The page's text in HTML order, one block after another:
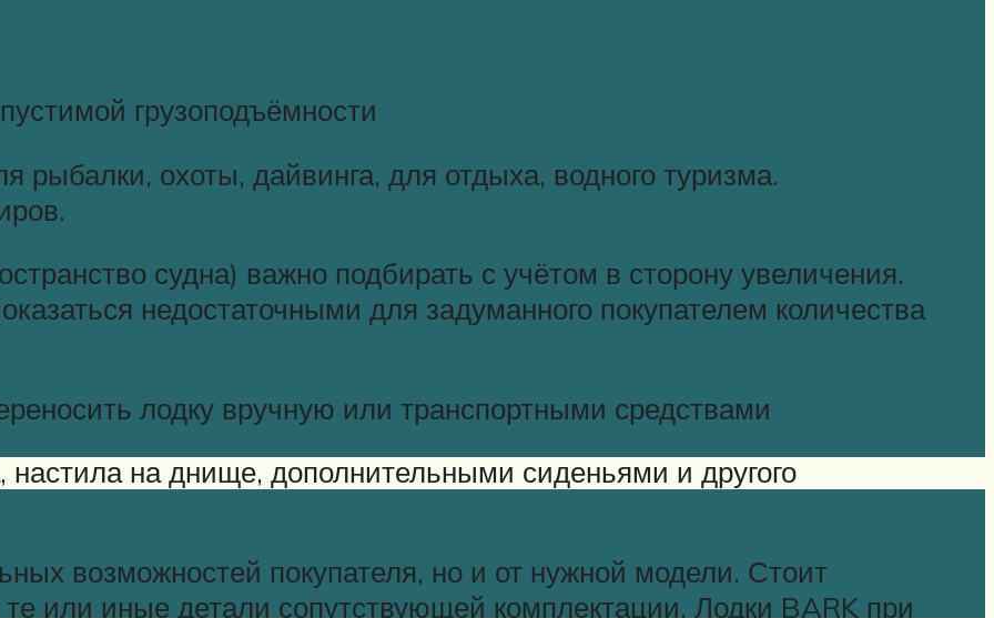
грузоподъёмности
рыбалки, охоты, дайвинга, для отдыха, водного туризма.
судна) важно подбирать с учётом в сторону увеличения.
недостаточными для задуманного покупателем количества
лодку вручную или транспортными средствами
настила на днище, дополнительными сиденьями и другого
возможностей покупателя, но и от нужной модели. Стоит
или иные детали сопутствующей комплектации. Лодки BARK при